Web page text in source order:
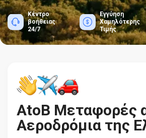
Κέντρο
βοήθειας
24/7
Εγγύηση
Χαμηλότερης
Τιμής
AtoB Μεταφορές
Αεροδρόμια της